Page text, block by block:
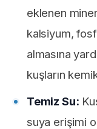
eklenen
kalsiyum,
almasına
kuşların
Temiz Su:
suya erişimi